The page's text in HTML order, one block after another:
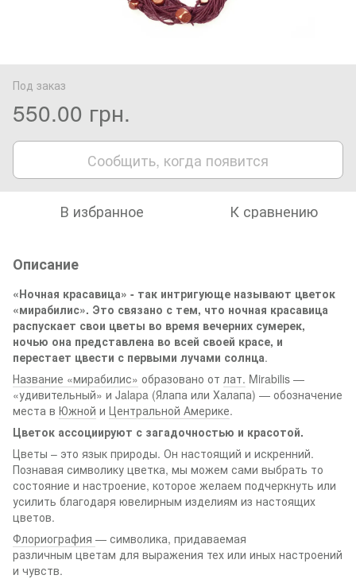
Под заказ
550.00 грн.
Сообщить, когда появится
В избранное К сравнению
Описание
«Ночная красавица» - так интригующе называют цветок
«мирабилис». Это связано с тем, что ночная красавица
распускает свои цветы во время вечерних сумерек,
ночью она представлена во всей своей красе, и
перестает цвести с первыми лучами солнца.
Название «мирабилис» образовано от лат. Mirabilis —
«удивительный» и Jalapa (Ялапа или Халапа) — обозначение
места в Южной и Центральной Америке.
Цветок ассоциируют с загадочностью и красотой.
Цветы – это язык природы. Он настоящий и искренний.
Познавая символику цветка, мы можем сами выбрать то
состояние и настроение, которое желаем подчеркнуть или
усилить благодаря ювелирным изделиям из настоящих
цветов.
Флориография — символика, придаваемая
различным цветам для выражения тех или иных настроений
и чувств.